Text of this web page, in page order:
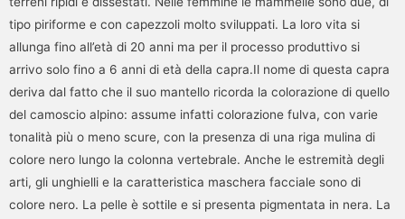
tipo piriforme e con capezzoli molto sviluppati. La loro vita si
allunga fino all’età di 20 anni ma per il processo produttivo si
arrivo solo fino a 6 anni di età della capra.Il nome di questa capra
deriva dal fatto che il suo mantello ricorda la colorazione di quello
del camoscio alpino: assume infatti colorazione fulva, con varie
tonalità più o meno scure, con la presenza di una riga mulina di
colore nero lungo la colonna vertebrale. Anche le estremità degli
arti, gli unghielli e la caratteristica maschera facciale sono di
colore nero. La pelle è sottile e si presenta pigmentata in nera. La